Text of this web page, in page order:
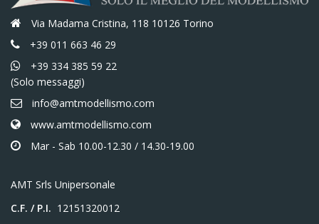
Via Madama Cristina, 118 10126 Torino
+39 011 663 46 29
+39 334 385 59 22
(Solo messaggi)
info@amtmodellismo.com
www.amtmodellismo.com
Mar - Sab 10.00-12.30 / 14.30-19.00
AMT Srls Unipersonale
C.F. / P.I. 12151320012